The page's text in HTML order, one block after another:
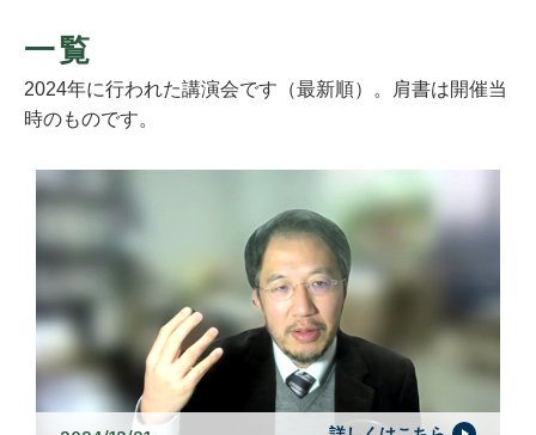
一覧
2024年に行われた講演会です（最新順）。肩書は開催当
時のものです。